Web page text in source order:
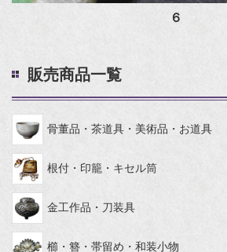
６
販売商品一覧
骨董品・茶道具・美術品・お道具
根付・印籠・キセル筒
金工作品・刀装具
櫛・簪・帯留め・和装小物